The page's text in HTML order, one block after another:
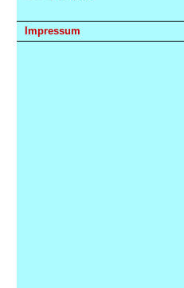
Impressum